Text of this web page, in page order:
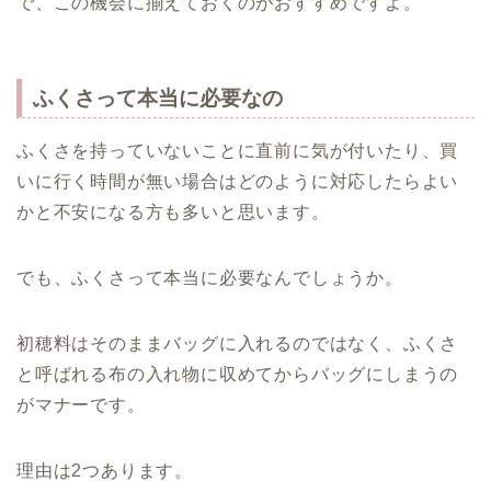
ふくさって本当に必要なの
ふくさを持っていないことに直前に気が付いたり、買
いに行く時間が無い場合はどのように対応したらよい
かと不安になる方も多いと思います。
でも、ふくさって本当に必要なんでしょうか。
初穂料はそのままバッグに入れるのではなく、ふくさ
と呼ばれる布の入れ物に収めてからバッグにしまうの
がマナーです。
理由は2つあります。